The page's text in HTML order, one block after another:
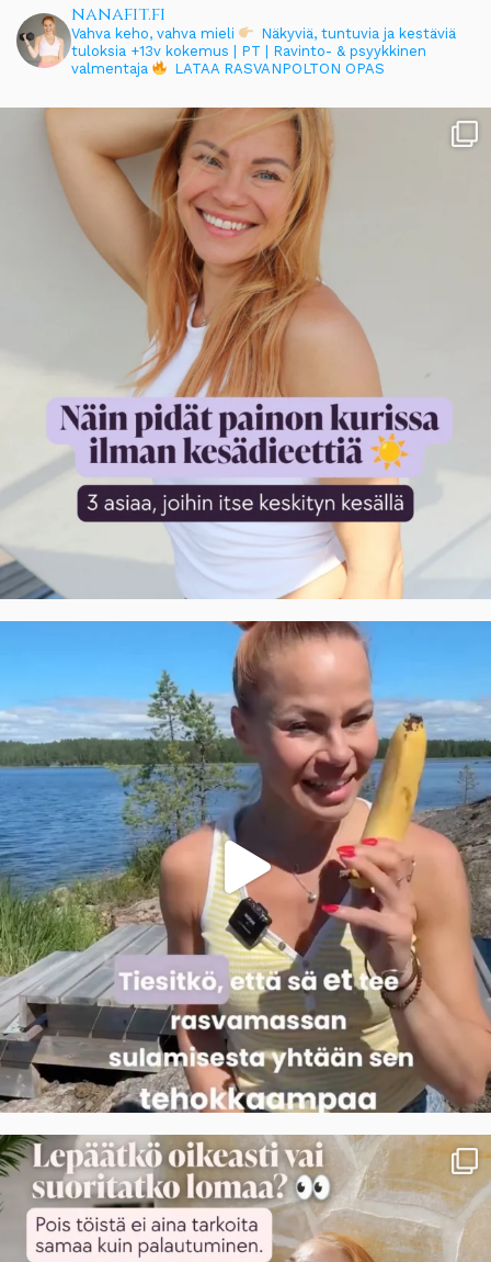
nanafit.fi
Vahva keho, vahva mieli
Näkyviä, tuntuvia ja kestäviä
tuloksia +13v kokemus | PT | Ravinto- & psyykkinen
valmentaja
LATAA RASVANPOLTON OPAS